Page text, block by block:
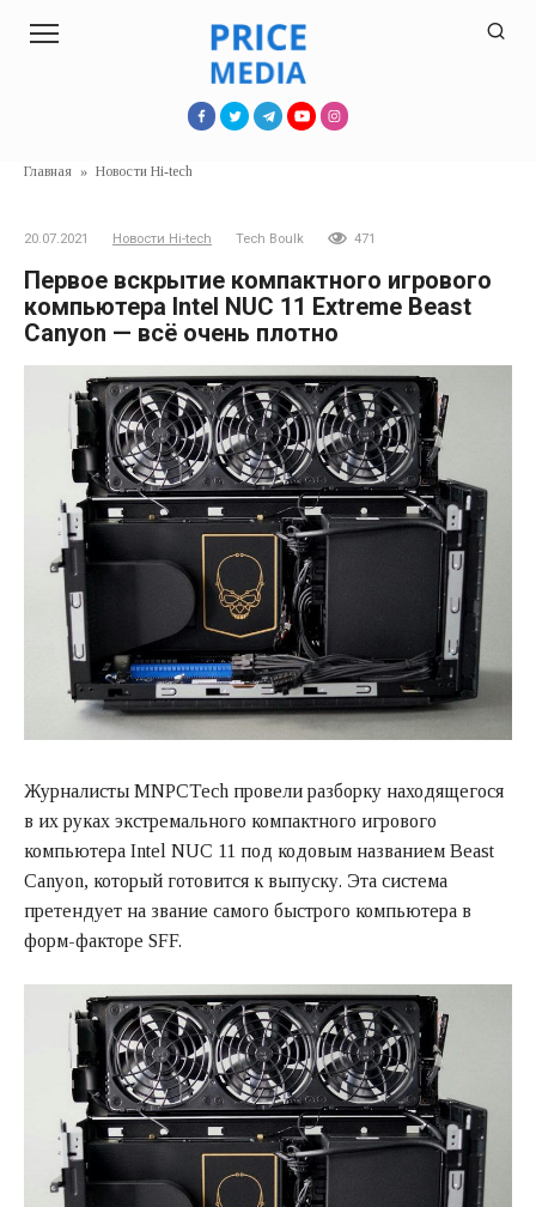
Главная » Новости Hi-tech
20.07.2021 Новости Hi-tech Tech Boulk 471
Первое вскрытие компактного игрового
компьютера Intel NUC 11 Extreme Beast
Canyon — всё очень плотно
Журналисты MNPCTech провели разборку находящегося
в их руках экстремального компактного игрового
компьютера Intel NUC 11 под кодовым названием Beast
Canyon, который готовится к выпуску. Эта система
претендует на звание самого быстрого компьютера в
форм-факторе SFF.